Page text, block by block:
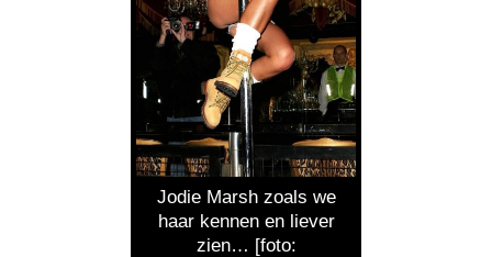
Jodie Marsh zoals we
haar kennen en liever
zien… [foto: